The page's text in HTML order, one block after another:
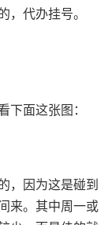
，代办挂号。
下面这张图：
，因为这是碰到
来。其中周一或